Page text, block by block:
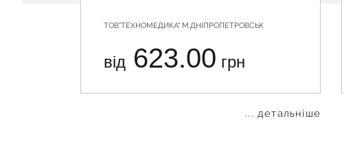
ТОВ"ТЕХНОМЕДИКА" М.ДНІПРОПЕТРОВСЬК
від 623.00 грн
... детальніше